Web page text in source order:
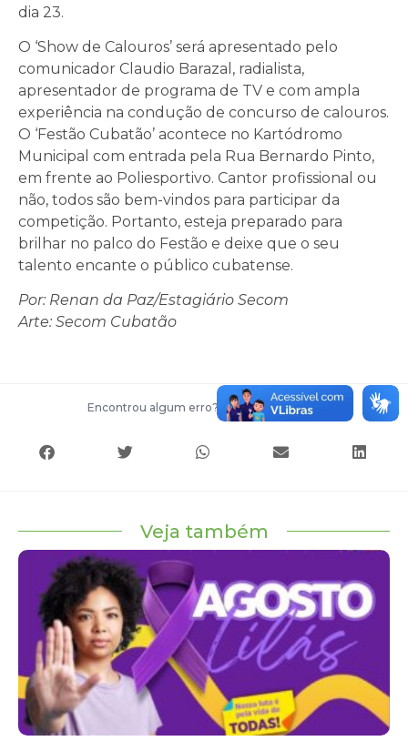
dia 23.
O ‘Show de Calouros’ será apresentado pelo
comunicador Claudio Barazal, radialista,
apresentador de programa de TV e com ampla
experiência na condução de concurso de calouros.
O ‘Festão Cubatão’ acontece no Kartódromo
Municipal com entrada pela Rua Bernardo Pinto,
em frente ao Poliesportivo. Cantor profissional ou
não, todos são bem-vindos para participar da
competição. Portanto, esteja preparado para
brilhar no palco do Festão e deixe que o seu
talento encante o público cubatense.
Por: Renan da Paz/Estagiário Secom
Arte: Secom Cubatão
Encontrou algum erro? Entre em contato
Veja também